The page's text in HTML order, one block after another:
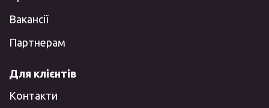
Вакансії
Партнерам
Для клієнтів
Контакти